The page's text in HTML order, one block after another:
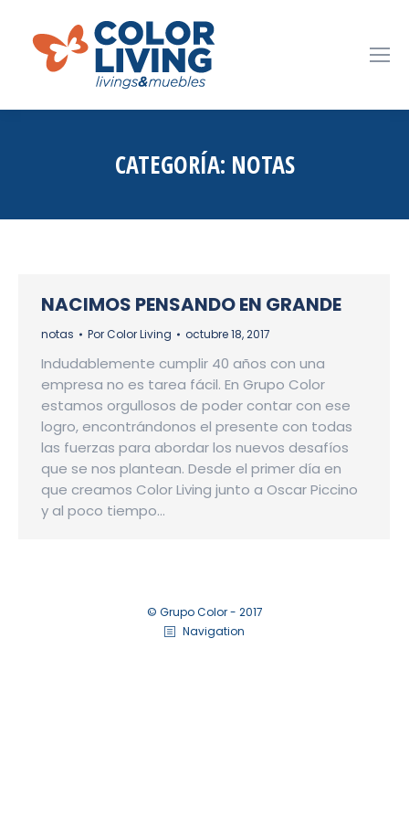
CATEGORÍA: NOTAS
NACIMOS PENSANDO EN GRANDE
notas PorColor Living octubre 18, 2017
Indudablemente cumplir 40 años con una
empresa no es tarea fácil. En Grupo Color
estamos orgullosos de poder contar con ese
logro, encontrándonos el presente con todas
las fuerzas para abordar los nuevos desafíos
que se nos plantean. Desde el primer día en
que creamos Color Living junto a Oscar Piccino
y al poco tiempo…
© Grupo Color - 2017
Navigation